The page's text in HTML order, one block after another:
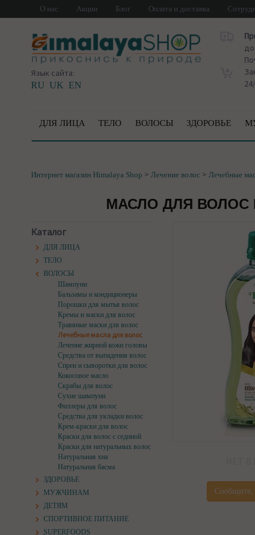
О нас Акции Блог Оплата и доставка
Язык сайта:
RU UK EN
ДЛЯ ЛИЦА ТЕЛО ВОЛОСЫ ЗДОРОВЬЕ
Интернет магазин Himalaya Shop > Лечение волос > Лечебные
МАСЛО ДЛЯ ВОЛОС
Каталог
ДЛЯ ЛИЦА
ТЕЛО
ВОЛОСЫ
Шампуни
Бальзамы и кондиционеры
Порошки для мытья волос
Кремы и маски для волос
Травяные маски для волос
Лечебные масла для волос
Лечение жирной кожи головы
Средства от выпадения волос
Спреи и сыворотки для волос
Кокосовое масло
Скрабы для волос
Сухие шампуни
Филлеры для волос
Средства для укладки волос
Крем-краски для волос
Краски для волос с сединой
Краски для натуральных волос
Натуральная хна
Натуральная басма
ЗДОРОВЬЕ
МУЖЧИНАМ
ДЕТЯМ
СПОРТИВНОЕ ПИТАНИЕ
SUPERFOODS
Сообщите,